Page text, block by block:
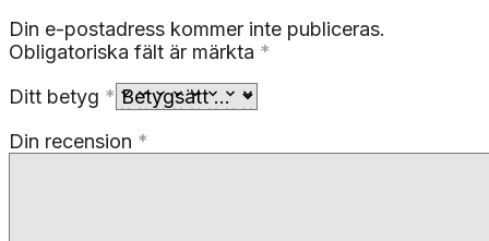
Din e-postadress kommer inte publiceras.
Obligatoriska fält är märkta *
Ditt betyg *
Din recension *